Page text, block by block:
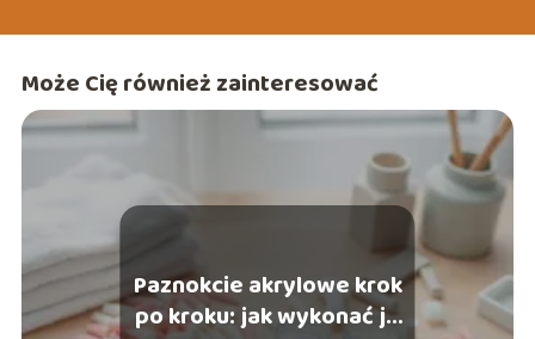
(slow fashion) oraz psychologią koloru wizerunku. Moim
wskazówek, które pomagają czytelnikom budować
pewność siebie poprzez autentyczny i przemyślany styl.
Może Cię również zainteresować
Paznokcie akrylowe krok
po kroku: jak wykonać je